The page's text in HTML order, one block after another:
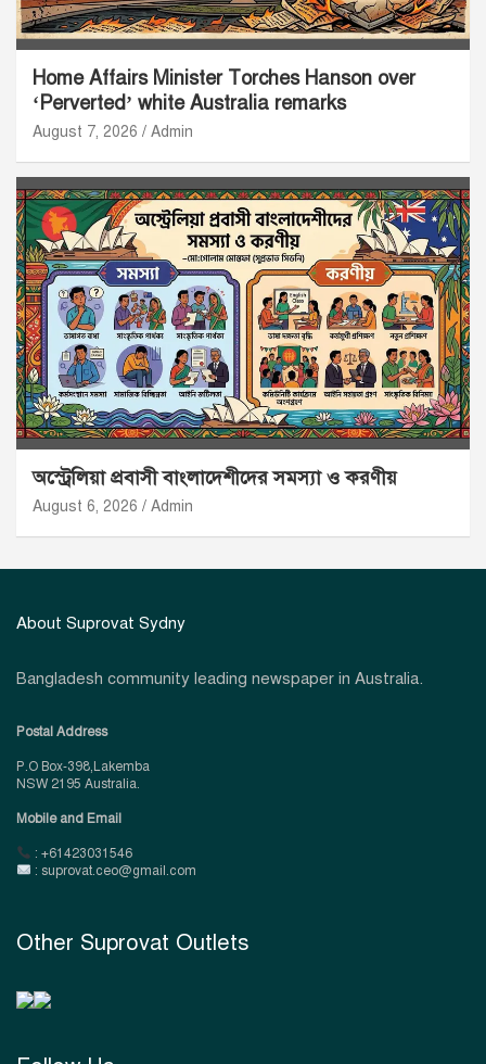
Home Affairs Minister Torches Hanson over
‘Perverted’ white Australia remarks
August 7, 2026 Admin
অস্ট্রেলিয়া প্রবাসী বাংলাদেশীদের সমস্যা ও করণীয়
August 6, 2026 Admin
About Suprovat Sydny
Bangladesh community leading newspaper in Australia.
Postal Address
P.O Box-398,Lakemba
NSW 2195 Australia.
Mobile and Email
: +61423031546
: suprovat.ceo@gmail.com
Other Suprovat Outlets